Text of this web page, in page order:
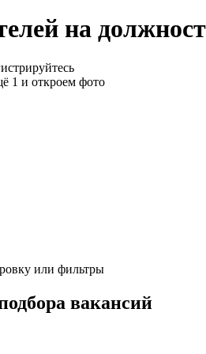
на
1 и откроем фото
или фильтры
вакансий